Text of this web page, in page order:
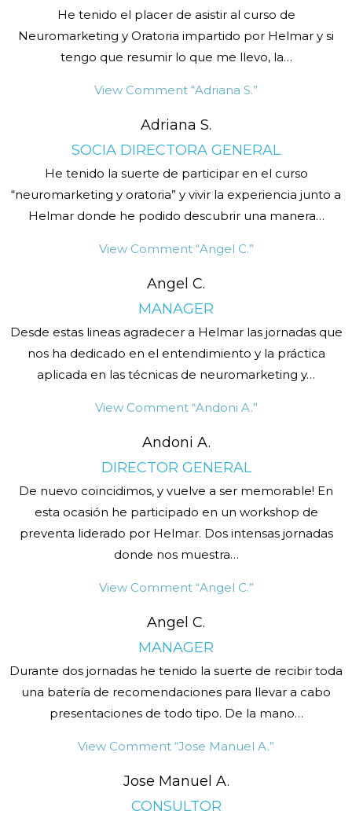
He tenido el placer de asistir al curso de
Neuromarketing y Oratoria impartido por Helmar y si
tengo que resumir lo que me llevo, la…
View Comment “Adriana S.”
Adriana S.
SOCIA DIRECTORA GENERAL
He tenido la suerte de participar en el curso
“neuromarketing y oratoria” y vivir la experiencia junto a
Helmar donde he podido descubrir una manera…
View Comment“Angel C.”
Angel C.
MANAGER
Desde estas lineas agradecer a Helmar las jornadas que
nos ha dedicado en el entendimiento y la práctica
aplicada en las técnicas de neuromarketing y…
View Comment“Andoni A.”
Andoni A.
DIRECTOR GENERAL
De nuevo coincidimos, y vuelve a ser memorable! En
esta ocasión he participado en un workshop de
preventa liderado por Helmar. Dos intensas jornadas
donde nos muestra…
View Comment“Angel C.”
Angel C.
MANAGER
Durante dos jornadas he tenido la suerte de recibir toda
una batería de recomendaciones para llevar a cabo
presentaciones de todo tipo. De la mano…
View Comment “Jose Manuel A.”
Jose Manuel A.
CONSULTOR